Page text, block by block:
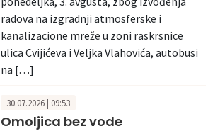
radova na izgradnji atmosferske i
kanalizacione mreže u zoni raskrsnice
ulica Cvijićeva i Veljka Vlahovića, autobusi
na […]
30.07.2026 | 09:53
Omoljica bez vode